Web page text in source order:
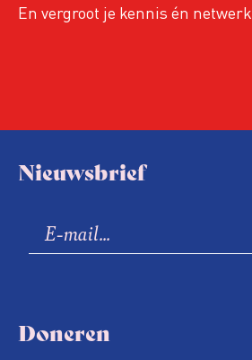
En vergroot je kennis én netwerk
Nieuwsbrief
Doneren